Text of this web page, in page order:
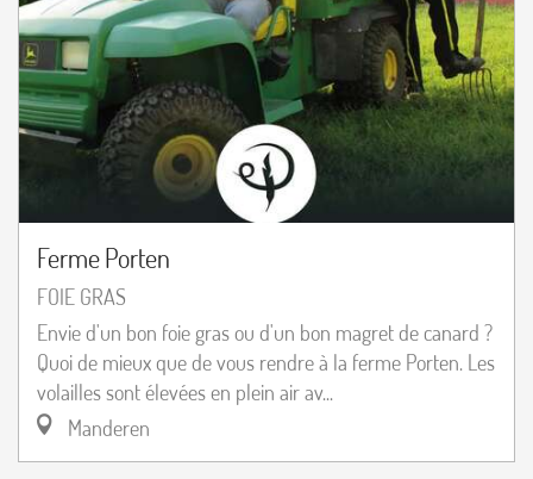
Ferme Porten
FOIE GRAS
Envie d'un bon foie gras ou d'un bon magret de canard ?
Quoi de mieux que de vous rendre à la ferme Porten. Les
volailles sont élevées en plein air av...
Manderen